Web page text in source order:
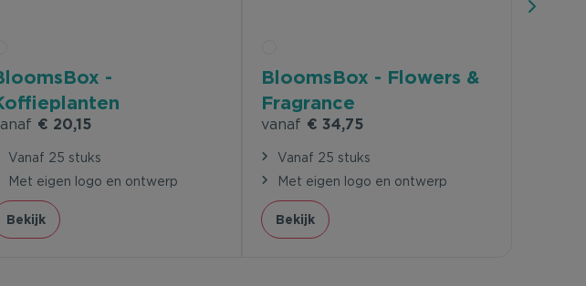
-
€ 20,15
Vanaf 25 stuks
Met eigen logo en ontwerp
Bekijk
BloomsBox - Flowers &
Fragrance
vanaf € 34,75
Vanaf 25 stuks
Met eigen logo en ontwerp
Bekijk